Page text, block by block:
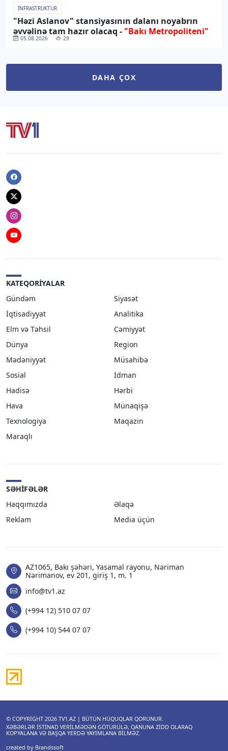
İNFRASTRUKTUR
"Həzi Aslanov" stansiyasının dalanı noyabrın
əvvəlinə tam hazır olacaq - "Bakı Metropoliteni"
05.08.2026 29
DAHA ÇOX
Facebook
Twitter
Instagram
Youtube
KATEQORIYALAR
Gündəm
Siyasət
İqtisadiyyat
Analitika
Elm və Təhsil
Cəmiyyət
Dünya
Region
Mədəniyyət
Müsahibə
Sosial
İdman
Hadisə
Hərbi
Hava
Münaqişə
Texnologiya
Maqazin
Maraqlı
SƏHIFƏLƏR
Haqqımızda
Əlaqə
Reklam
Media üçün
AZ1065, Bakı şəhəri, Yasamal rayonu, Nəriman
Nərimanov, ev 201, giriş 1, m. 1
info@tv1.az
(+994 12) 510 07 07
(+994 10) 544 07 07
© COPYRIGHT 2026 TV1.AZ | BÜTÜN HÜQUQLAR QORUNUR.
XƏBƏRLƏR ISTINAD VERILMƏDƏN GÖTÜRÜLƏ, QANUNA ZIDD OLARAQ
KOPYALANA VƏ BAŞQA YERDƏ YAYIMLANA BILMƏZ.
created by Brandssoft